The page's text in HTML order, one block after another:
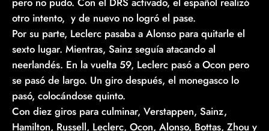
otro intento, y de nuevo no logró el pase.
Por su parte, Leclerc pasaba a Alonso para quitarle el
sexto lugar. Mientras, Sainz seguía atacando al
neerlandés. En la vuelta 59, Leclerc pasó a Ocon pero
se pasó de largo. Un giro después, el monegasco lo
pasó, colocándose quinto.
Con diez giros para culminar, Verstappen, Sainz,
Hamilton, Russell, Leclerc, Ocon, Alonso, Bottas, Zhou y